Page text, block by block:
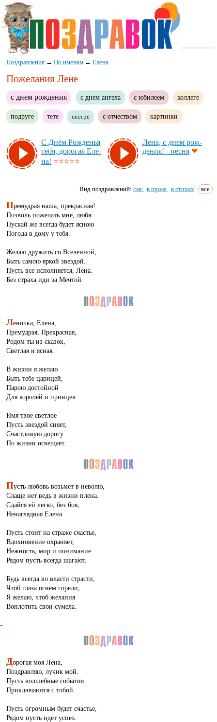
Поздравления →По именам →Елена
Пожелания Лене
с днем рождения с днем ангела с юбилеем коллеге
подруге тете сестре с отчеством картинки
С Днём Рож­денья
те­бя, до­ро­гая Еле­
на! ⭐⭐⭐⭐⭐
Ле­на, с днем рож­
де­ния! - пес­ня ❤
Вид поздравлений:смс, в прозе, в стихах, все
Премудрая наша, прекрасная!
Позволь пожелать мне, любя:
Пускай же всегда будет ясною
Погода в дому у тебя.
Желаю дружить со Вселенной,
Быть самою яркой звездой.
Пусть все исполняется, Лена.
Без страха иди за Мечтой.
Леночка, Елена,
Премудрая, Прекрасная,
Родом ты из сказок,
Светлая и ясная.
В жизни я желаю
Быть тебе царицей,
Парою достойной
Для королей и принцев.
Имя твое светлое
Пусть звездой сияет,
Счастливую дорогу
По жизни освещает.
Пусть любовь возьмет в неволю,
Слаще нет ведь в жизни плена.
Сдайся ей легко, без боя,
Ненаглядная Елена.
Пусть стоит на страже счастье,
Вдохновение охраняет,
Нежность, мир и понимание
Рядом пусть всегда шагают.
Будь всегда во власти страсти,
Чтоб глаза огнем горели,
Я желаю, чтоб желания
Воплотить свои сумела.
Дорогая моя Лена,
Поздравляю, лучик мой.
Пусть волшебные события
Приключаются с тобой.
Пусть огромным будет счастье,
Рядом пусть идет успех.